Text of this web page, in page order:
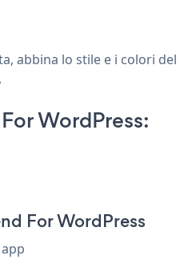
abbina lo stile e i colori
WordPress:
For WordPress